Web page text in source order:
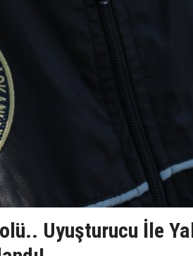
Uyuşturucu İle